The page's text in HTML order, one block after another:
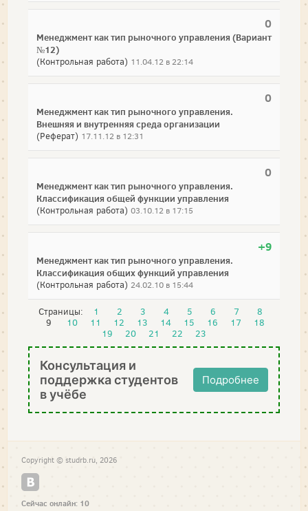
0
Менеджмент как тип рыночного управления (Вариант
№12)
(Контрольная работа) 11.04.12 в 22:14
0
Менеджмент как тип рыночного управления.
Внешняя и внутренняя среда организации
(Реферат) 17.11.12 в 12:31
0
Менеджмент как тип рыночного управления.
Классификация общей функции управления
(Контрольная работа) 03.10.12 в 17:15
+9
Менеджмент как тип рыночного управления.
Классификация общих функций управления
(Контрольная работа) 24.02.10 в 15:44
Страницы: 1 2 3 4 5 6 7
8
9
10 11 12 13 14 15 16 17
18
19
20 21 22 23
Консультация и
поддержка студентов
в учёбе
Подробнее
Copyright © studrb.ru, 2026
Сейчас онлайн: 10